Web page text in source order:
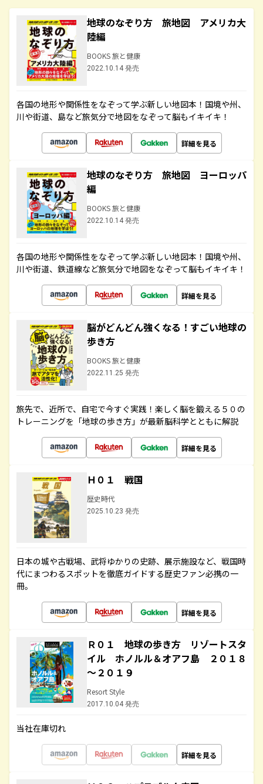
地球のなぞり方 旅地図 アメリカ大
陸編
BOOKS 旅と健康
2022.10.14 発売
各国の地形や関係性をなぞって学ぶ新しい地図本！国境や州、
川や街道、島など旅気分で地図をなぞって脳もイキイキ！
詳細を見る
地球のなぞり方 旅地図 ヨーロッパ
編
BOOKS 旅と健康
2022.10.14 発売
各国の地形や関係性をなぞって学ぶ新しい地図本！国境や州、
川や街道、鉄道線など旅気分で地図をなぞって脳もイキイキ！
詳細を見る
脳がどんどん強くなる！すごい地球の
歩き方
BOOKS 旅と健康
2022.11.25 発売
旅先で、近所で、自宅で今すぐ実践！楽しく脳を鍛える５０の
トレーニングを「地球の歩き方」が最新脳科学とともに解説
詳細を見る
Ｈ０１ 戦国
歴史時代
2025.10.23 発売
日本の城や古戦場、武将ゆかりの史跡、展示施設など、戦国時
代にまつわるスポットを徹底ガイドする歴史ファン必携の一
冊。
詳細を見る
Ｒ０１ 地球の歩き方 リゾートスタ
イル ホノルル＆オアフ島 ２０１８
～２０１９
Resort Style
2017.10.04 発売
当社在庫切れ
詳細を見る